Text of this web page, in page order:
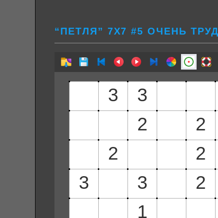
“ПЕТЛЯ” 7Х7 #5 ОЧЕНЬ